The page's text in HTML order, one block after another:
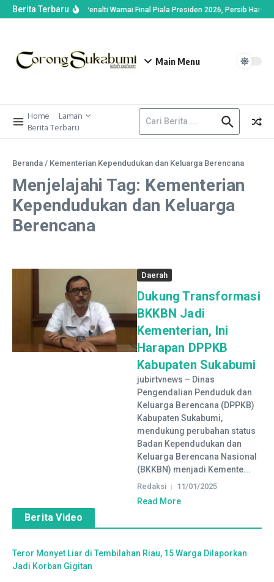
Berita TerbaruDrama Adu Penalti Warnai Final Piala Presiden 2026, Persib Harus
Main Menu
Home
Laman
Berita Terbaru
Beranda / Kementerian Kependudukan dan Keluarga Berencana
Menjelajahi Tag: Kementerian
Kependudukan dan Keluarga
Berencana
Daerah
Dukung Transformasi
BKKBN Jadi
Kementerian, Ini
Harapan DPPKB
Kabupaten Sukabumi
jubirtvnews – Dinas
Pengendalian Penduduk dan
Keluarga Berencana (DPPKB)
Kabupaten Sukabumi,
mendukung perubahan status
Badan Kependudukan dan
Keluarga Berencana Nasional
(BKKBN) menjadi Kemente...
Redaksi 11/01/2025
Read More
Berita Video
Teror Monyet Liar di Tembilahan Riau, 15 Warga Dilaporkan
Jadi Korban Gigitan